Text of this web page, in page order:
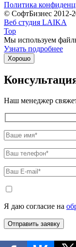
Политика
© СофтБизнес 2012-
Веб студия LAIKA
Top
Мы используем
Узнать подробнее
Хорошо
Наш менеджер
Я даю согласие на